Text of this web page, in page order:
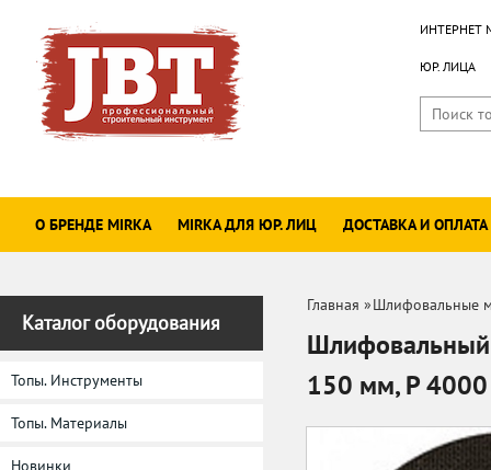
ИНТЕРНЕТ
ЮР. ЛИЦА
О БРЕНДЕ MIRKA MIRKA ДЛЯ ЮР. ЛИЦ ДОСТАВКА И ОПЛАТА
Каталог оборудования
Топы. Инструменты
Топы. Материалы
Новинки
Главная »Шлифовальные
Шлифовальный
150 мм, P